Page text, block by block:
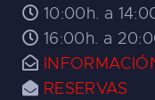
10:00h. a
16:00h. a
RESERVAS